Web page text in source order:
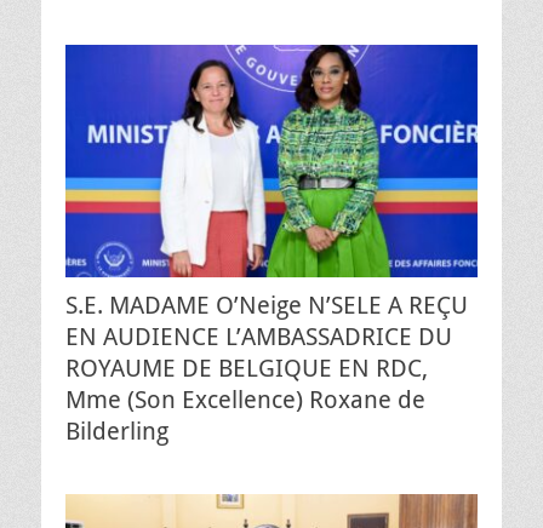
S.E. MADAME O’Neige N’SELE A REÇU
EN AUDIENCE L’AMBASSADRICE DU
ROYAUME DE BELGIQUE EN RDC,
Mme (Son Excellence) Roxane de
Bilderling